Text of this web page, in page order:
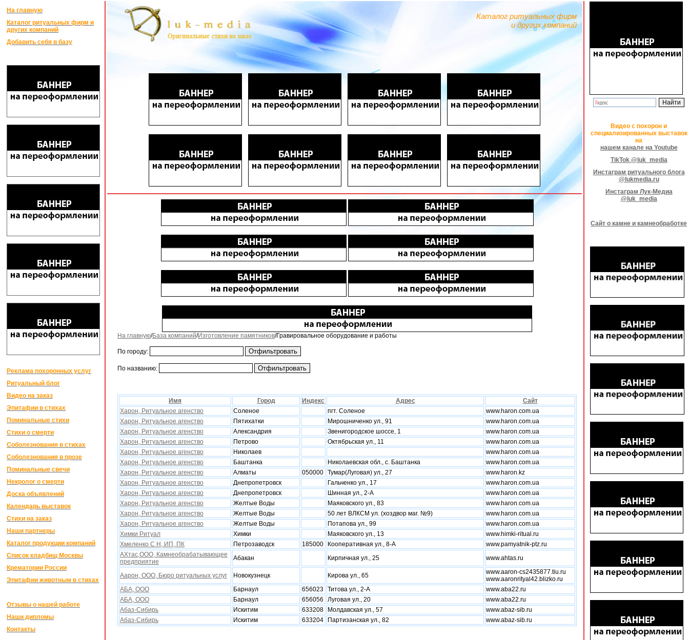
На главную
Каталог ритуальных фирм и
других компаний
Добавить себя в базу
Реклама похоронных услуг
Ритуальный блог
Видео на заказ
Эпитафии в стихах
Поминальные стихи
Стихи о смерти
Соболезнования в стихах
Соболезнования в прозе
Поминальные свечи
Некролог о смерти
Доска объявлений
Календарь выставок
Стихи на заказ
Наши партнеры
Каталог продукции компаний
Список кладбищ Москвы
Крематории России
Эпитафии животным в стихах
Отзывы о нашей работе
Наши дипломы
Контакты
Каталог ритуальных фирм
и других компаний
На главную/База компаний/Изготовление памятников/Гравировальное оборудование и работы
По городу:
По названию:
Имя Город Индекс Адрес
Сайт
Xарон, Ритуальное агенство
Соленое пгт. Соленое
www.haron.com.ua
Xарон, Ритуальное агенство
Пятихатки Мирошниченко ул., 91
www.haron.com.ua
Xарон, Ритуальное агенство
Александрия Звенигородское шоссе, 1
www.haron.com.ua
Xарон, Ритуальное агенство
Петрово Октябрьская ул., 11
www.haron.com.ua
Xарон, Ритуальное агенство
Николаев
www.haron.com.ua
Xарон, Ритуальное агенство
Баштанка Николаевская обл., с. Баштанка
www.haron.com.ua
Xарон, Ритуальное агенство
Алматы 050000 Тумар(Луговая) ул., 27
www.haron.kz
Xарон, Ритуальное агенство
Днепропетровск Гальченко ул., 17
www.haron.com.ua
Xарон, Ритуальное агенство
Днепропетровск Шинная ул., 2-А
www.haron.com.ua
Xарон, Ритуальное агенство
Желтые Воды Маяковского ул., 83
www.haron.com.ua
Xарон, Ритуальное агенство
Желтые Воды 50 лет ВЛКСМ ул. (хоздвор маг. №9)
www.haron.com.ua
Xарон, Ритуальное агенство
Желтые Воды Потапова ул., 99
www.haron.com.ua
Xимки Ритуал
Xимки Маяковского ул., 13
www.himki-ritual.ru
Xмеленко С Н, ИП, ПК
Петрозаводск 185000 Кооперативная ул., 8-А
www.pamyatnik-ptz.ru
АXтас,ООО, Камнеобрабатывающее
предприятие
Абакан Кирпичная ул., 25 www.ahtas.ru
Аарон, ООО, Бюро ритуальныx услуг Новокузнецк Кирова ул., 65
www.aaron-cs2435877.tiu.ru
www.aaronrityal42.blizko.ru
АБА, ООО
Барнаул 656023 Титова ул., 2-А
www.aba22.ru
АБА, ООО
Барнаул 656056 Луговая ул., 20
www.aba22.ru
Абаз-Сибирь
Искитим 633208 Молдавская ул., 57
www.abaz-sib.ru
Абаз-Сибирь
Искитим 633204 Партизанская ул., 82 www.abaz-sib.ru
Видео с похорон и
специализированных выставок
на
нашем канале на Youtube
TikTok @luk_media
Инстаграм ритуального блога
@lukmedia.ru
Инстаграм Лук-Медиа
@luk_media
Сайт о камне и камнеобработке